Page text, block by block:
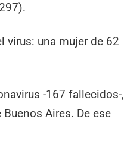
virus: una mujer de 62
-167 fallecidos-,
Aires. De ese